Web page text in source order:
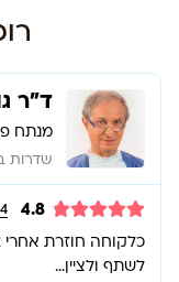
ד”ר
מנתח
שדרות בן
4.8
לשתף ולציין...